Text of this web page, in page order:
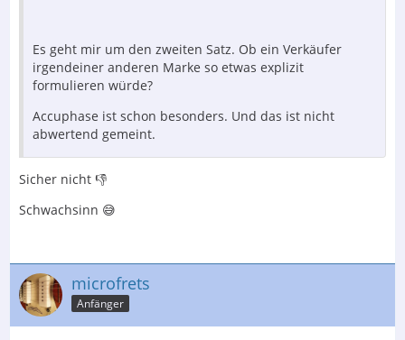
Es geht mir um den zweiten Satz. Ob ein Verkäufer
irgendeiner anderen Marke so etwas explizit
formulieren würde?
Accuphase ist schon besonders. Und das ist nicht
abwertend gemeint.
Sicher nicht 👎
Schwachsinn 😅
microfrets
Anfänger